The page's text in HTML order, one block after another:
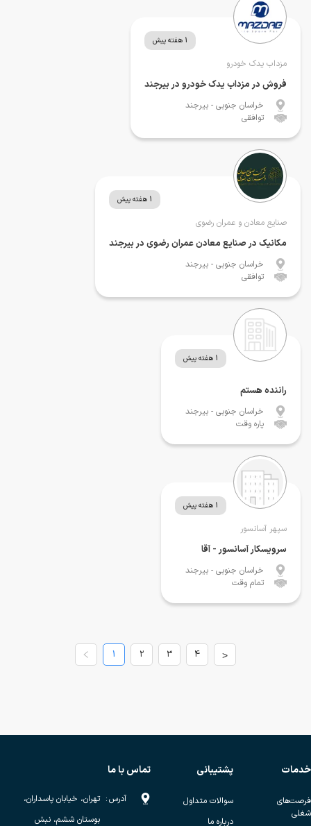
1 هفته پیش
مزداب یدک خودرو
فروش در مزداب یدک خودرو در بیرجند
خراسان جنوبی - بیرجند
توافقی
1 هفته پیش
صنایع معادن و عمران رضوی
مکانیک در صنایع معادن عمران رضوی در بیرجند
خراسان جنوبی - بیرجند
توافقی
1 هفته پیش
راننده هستم
خراسان جنوبی - بیرجند
پاره وقت
1 هفته پیش
سپهر آسانسور
سرویسکار آسانسور - آقا
خراسان جنوبی - بیرجند
تمام وقت
1 2 3 4 >
خدمات
فرصت‌های
شغلی
پشتیبانی
سوالات متداول
درباره ما
تماس با ما
آدرس: تهران، خیابان پاسداران،
بوستان ششم، نبش